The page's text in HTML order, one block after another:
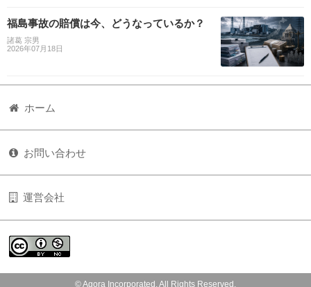
福島事故の賠償は今、どうなっているか？
諸葛 宗男
2026年07月18日
ホーム
お問い合わせ
運営会社
© Agora Incorporated. All Rights Reserved.